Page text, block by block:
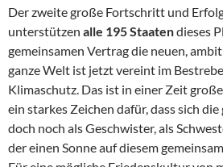
Der zweite große Fortschritt und
unterstützen alle 195 Staatendieses
gemeinsamen Vertrag die neuen,
ganze Welt ist jetzt vereint im
Klimaschutz. Das ist in einer Zeit
ein starkes Zeichen dafür, dass sich
doch noch als Geschwister, als
der einen Sonne auf diesem